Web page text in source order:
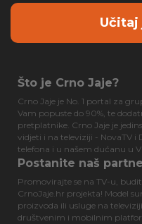
Učitaj
Što je Crno Jaje?
Crno Jaje je No. 1 portal za
Vam popuste do 90%, te
pretplatnike. Crno Jaje je
vidjeti i na televiziji - NovaTV
telefona i u našem dućanu u
Postanite naš
Promovirajte se na TV-u,
CrnoJaje.hr projekta! Model
proizvoda ili usluge na
društvenim i mobilnim